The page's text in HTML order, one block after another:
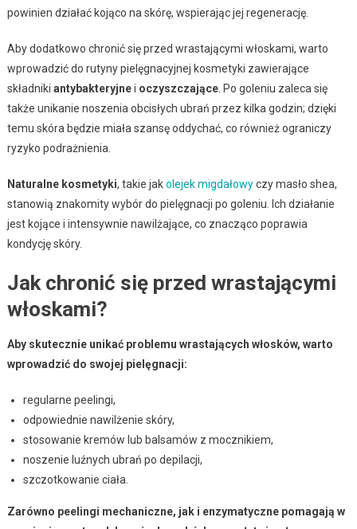
powinien działać kojąco na skórę, wspierając jej regenerację.
Aby dodatkowo chronić się przed wrastającymi włoskami, warto
wprowadzić do rutyny pielęgnacyjnej kosmetyki zawierające
składniki antybakteryjnei oczyszczające. Po goleniu zaleca się
także unikanie noszenia obcisłych ubrań przez kilka godzin; dzięki
temu skóra będzie miała szansę oddychać, co również ograniczy
ryzyko podrażnienia.
Naturalne kosmetyki, takie jakolejek migdałowyczy masło shea,
stanowią znakomity wybór do pielęgnacji po goleniu. Ich działanie
jest kojące i intensywnie nawilżające, co znacząco poprawia
kondycję skóry.
Jak chronić się przed wrastającymi
włoskami?
Aby skutecznie unikać problemu wrastających włosków, warto
wprowadzić do swojej pielęgnacji:
regularne peelingi,
odpowiednie nawilżenie skóry,
stosowanie kremów lub balsamów z mocznikiem,
noszenie luźnych ubrań po depilacji,
szczotkowanie ciała.
Zarówno peelingi mechaniczne, jak i enzymatyczne pomagają w